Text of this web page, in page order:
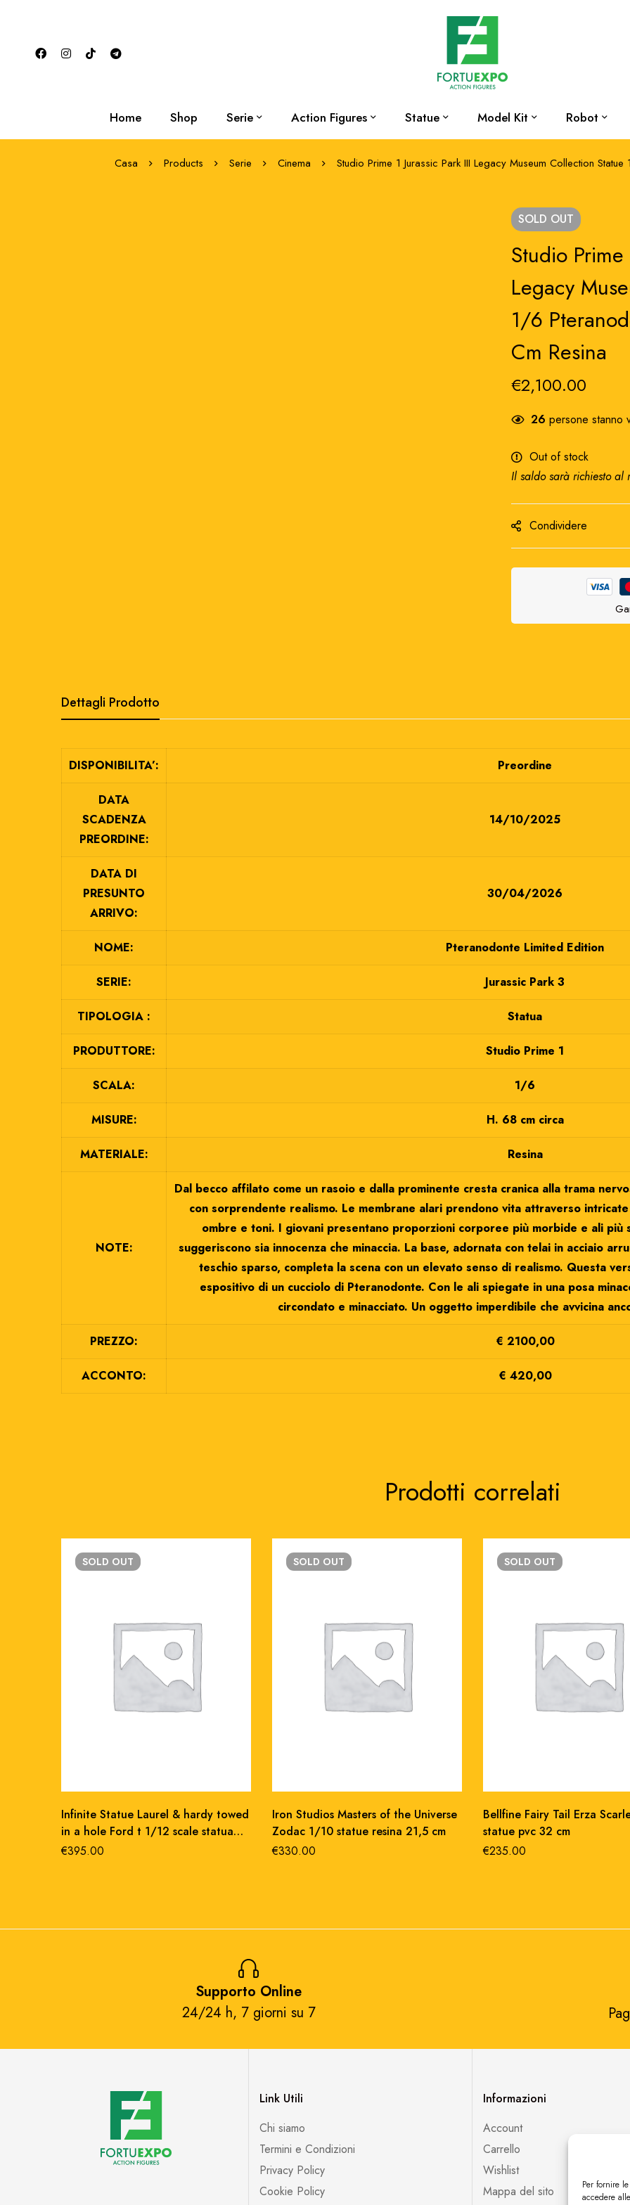
Per fornire
accedere
Home Shop Serie Action Figures Statue Model Kit Robot
Casa Products Serie Cinema Studio Prime 1 Jurassic Park III Legacy Museum Collection
SOLD OUT
Studio Prime
Legacy
1/6
Cm Resina
€2,100.00
26 persone stanno
Out of stock
Il saldo sarà richiesto al
Condividere
Dettagli Prodotto
DISPONIBILITA’: Preordine
DATA
SCADENZA
PREORDINE:
14/10/2025
DATA DI
PRESUNTO
ARRIVO:
30/04/2026
NOME: Pteranodonte Limited Edition
SERIE: Jurassic Park 3
TIPOLOGIA : Statua
PRODUTTORE: Studio Prime 1
SCALA: 1/6
MISURE: H. 68 cm circa
MATERIALE: Resina
NOTE:
Dal becco affilato come un rasoio e dalla prominente cresta cranica alla trama
con sorprendente realismo. Le membrane alari prendono vita attraverso
ombre e toni. I giovani presentano proporzioni corporee più morbide e ali più
suggeriscono sia innocenza che minaccia. La base, adornata con telai in acciaio
teschio sparso, completa la scena con un elevato senso di realismo. Questa
espositivo di un cucciolo di Pteranodonte. Con le ali spiegate in una posa
circondato e minacciato. Un oggetto imperdibile che avvicina
PREZZO: € 2100,00
ACCONTO: € 420,00
Prodotti correlati
SOLD OUT
Infinite Statue Laurel & hardy towed
in a hole Ford t 1/12 scale statua
resina 18 cm
€395.00
SOLD OUT
Iron Studios Masters of the Universe
Zodac 1/10 statue resina 21,5 cm
€330.00
SOLD OUT
Bellfine Fairy Tail Erza
statue pvc 32 cm
€235.00
Supporto Online
24/24 h, 7 giorni su 7​
Link Utili
Chi siamo
Termini e Condizioni
Privacy Policy
Cookie Policy
Informazioni
Account
Carrello
Wishlist
Mappa del sito